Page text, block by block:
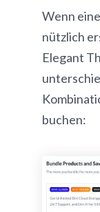
Wenn
nützlich
Elegant
buchen: